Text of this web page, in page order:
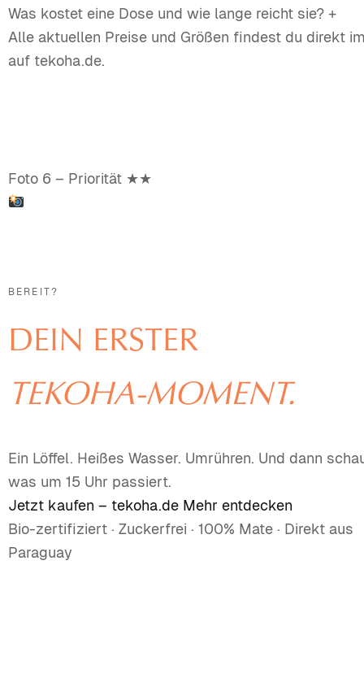
Was kostet eine Dose und wie lange reicht sie? +
Alle aktuellen Preise und Größen findest du direkt
auf tekoha.de.
Foto 6 – Priorität ★★
BEREIT?
DEIN ERSTER
TEKOHA-MOMENT.
Ein Löffel. Heißes Wasser. Umrühren. Und dann
was um 15 Uhr passiert.
Jetzt kaufen – tekoha.de Mehr entdecken
Bio-zertifiziert · Zuckerfrei · 100% Mate · Direkt aus
Paraguay